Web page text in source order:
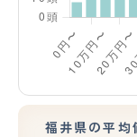
福井県の平均